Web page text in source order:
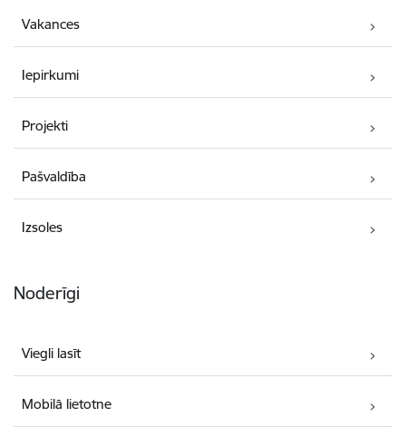
Vakances
Iepirkumi
Projekti
Pašvaldība
Izsoles
Noderīgi
Viegli lasīt
Mobilā lietotne